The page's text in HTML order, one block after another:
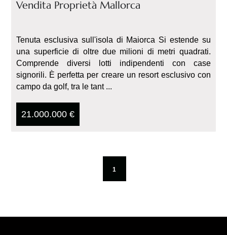
Vendita Proprietà Mallorca
Tenuta esclusiva sull'isola di Maiorca Si estende su
una superficie di oltre due milioni di metri quadrati.
Comprende diversi lotti indipendenti con case
signorili. È perfetta per creare un resort esclusivo con
campo da golf, tra le tant ...
21.000.000 €
1